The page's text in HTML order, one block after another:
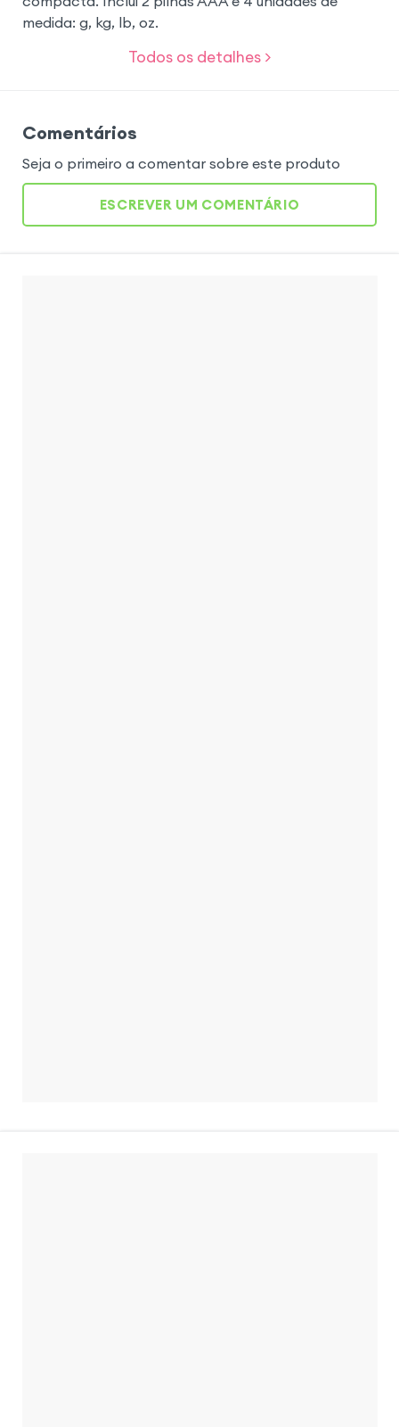
medida: g, kg, lb, oz.
Todos os detalhes >
Comentários
Seja o primeiro a comentar sobre este produto
ESCREVER UM COMENTÁRIO